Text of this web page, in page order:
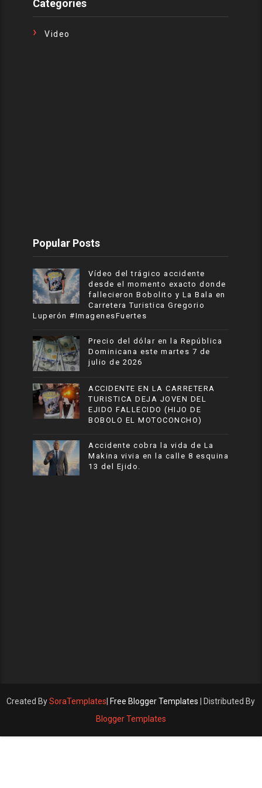
Categories
Video
Popular Posts
Vídeo del trágico accidente
desde el momento exacto donde
fallecieron Bobolito y La Bala en
Carretera Turistica Gregorio
Luperón #ImagenesFuertes
Precio del dólar en la República
Dominicana este martes 7 de
julio de 2026
ACCIDENTE EN LA CARRETERA
TURISTICA DEJA JOVEN DEL
EJIDO FALLECIDO (HIJO DE
BOBOLO EL MOTOCONCHO)
Accidente cobra la vida de La
Makina vivia en la calle 8 esquina
13 del Ejido.
Created BySoraTemplates Free Blogger Templates | Distributed By
Blogger Templates